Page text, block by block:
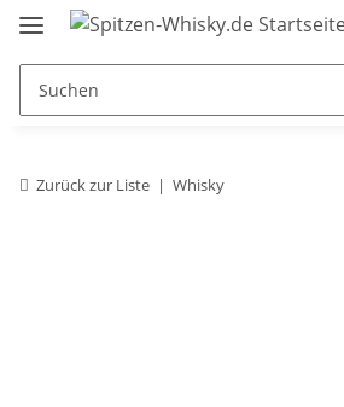
Zurück zur Liste Whisky